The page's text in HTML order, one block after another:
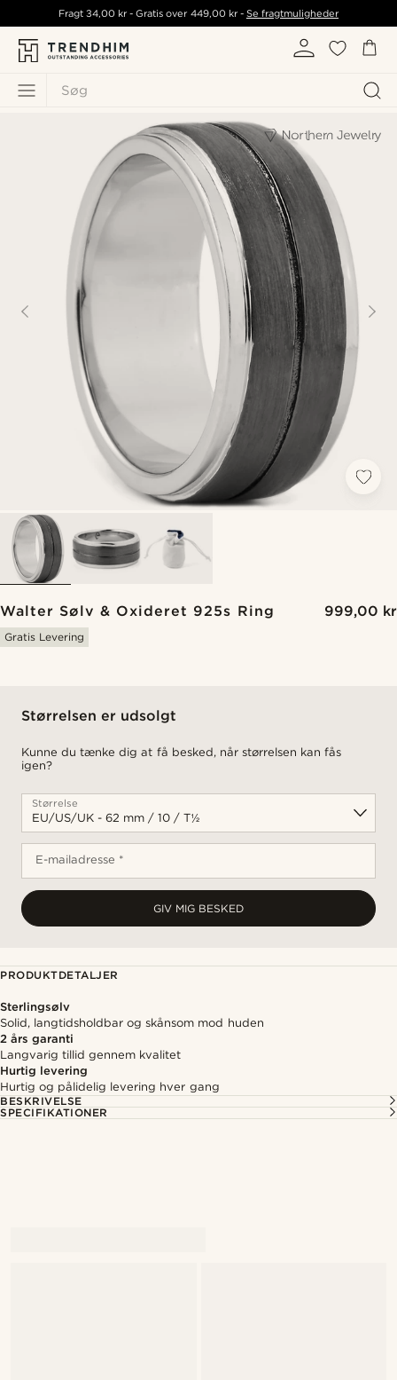
Søg
Fragt34,00 kr - Gratis over 449,00 kr- Se fragtmuligheder
Walter Sølv & Oxideret 925s Ring 999,00 kr
Gratis Levering
Størrelsen er udsolgt
Kunne du tænke dig at få besked, når størrelsen kan fås
igen?
Størrelse
E-mailadresse *
GIV MIG BESKED
PRODUKTDETALJER
Sterlingsølv
Solid, langtidsholdbar og skånsom mod huden
2 års garanti
Langvarig tillid gennem kvalitet
Hurtig levering
Hurtig og pålidelig levering hver gang
BESKRIVELSE
SPECIFIKATIONER